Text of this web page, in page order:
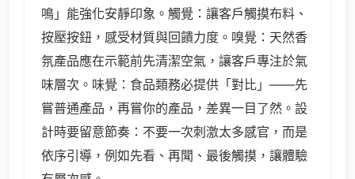
鳴」能強化安靜印象。觸覺：讓客戶觸摸布料、
按壓按鈕，感受材質與回饋力度。嗅覺：天然香
氛產品應在示範前先清潔空氣，讓客戶專注於氣
味層次。味覺：食品類務必提供「對比」——先
嘗普通產品，再嘗你的產品，差異一目了然。設
計時要留意節奏：不要一次刺激太多感官，而是
依序引導，例如先看、再聞、最後觸摸，讓體驗